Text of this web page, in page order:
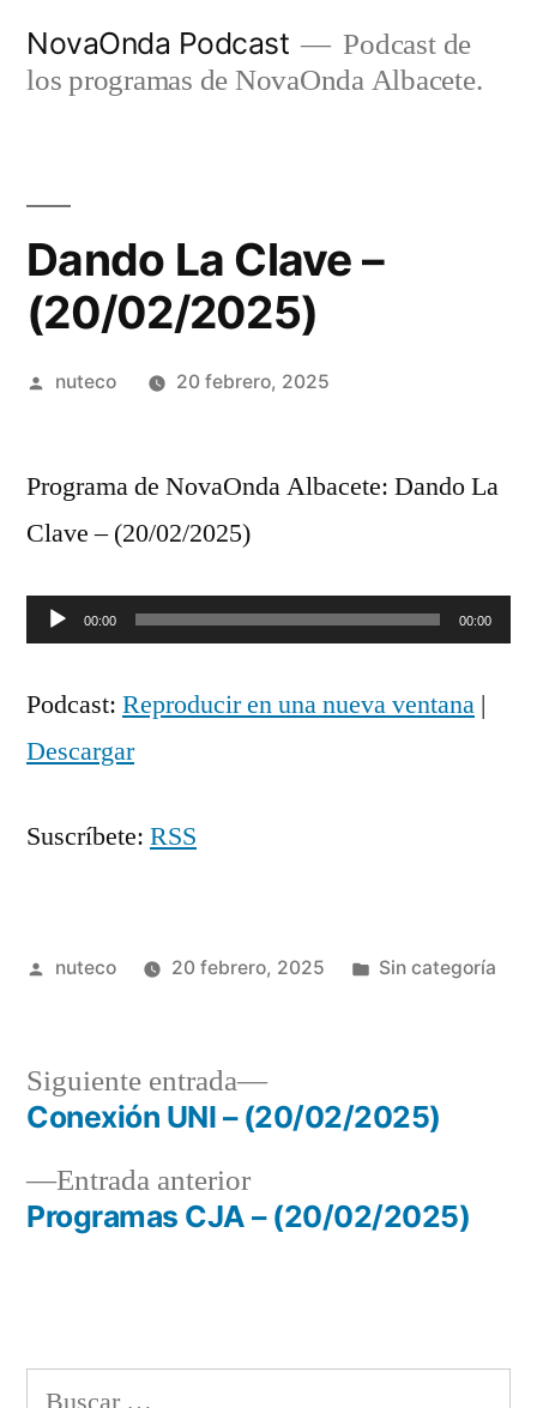
NovaOnda Podcast
Podcast de
los programas de NovaOnda Albacete.
Dando La Clave –
(20/02/2025)
Publicada
nuteco 20 febrero, 2025
Programa de NovaOnda Albacete: Dando La
Clave – (20/02/2025)
Reproductor
audio
00:00 00:00
Podcast: Reproducir en una nueva ventana |
Descargar
Suscríbete: RSS
Publicada
nuteco 20 febrero, 2025
Publicada
Sin categoría
Navegación
de
entradas
Entrada anteriorEntrada
anterior:
Programas CJA – (20/02/2025)
Siguiente entrada
Siguiente
entrada:
Conexión UNI – (20/02/2025)
Buscar: